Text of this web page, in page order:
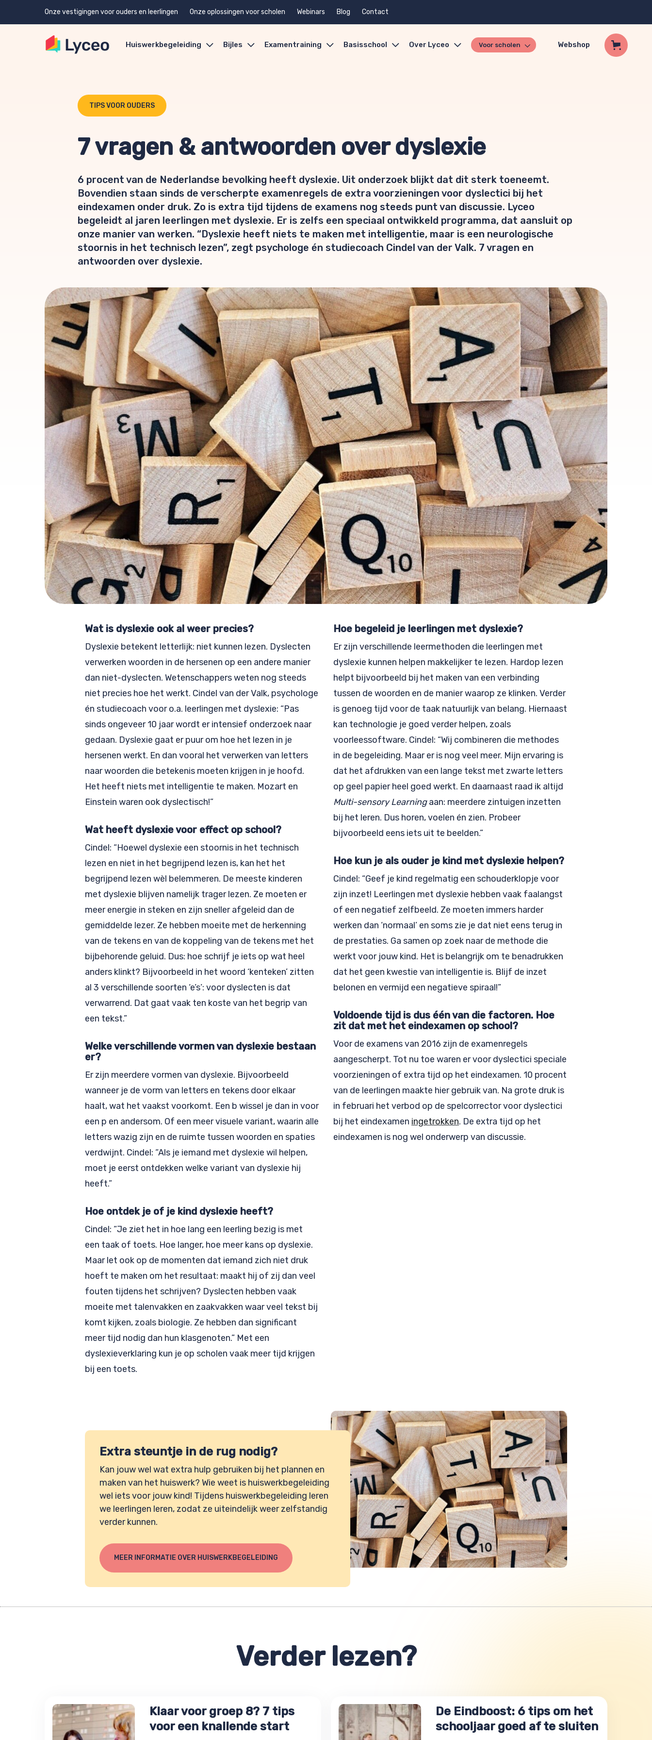
Onze vestigingen voor ouders en leerlingen Onze oplossingen voor scholen Webinars Blog Contact
Huiswerkbegeleiding Bijles Examentraining Basisschool Over Lyceo Voor scholen Webshop
TIPS VOOR OUDERS
7 vragen & antwoorden over dyslexie
6 procent van de Nederlandse bevolking heeft dyslexie. Uit onderzoek blijkt dat dit sterk toeneemt.
Bovendien staan sinds de verscherpte examenregels de extra voorzieningen voor dyslectici bij het
eindexamen onder druk. Zo is extra tijd tijdens de examens nog steeds punt van discussie. Lyceo
begeleidt al jaren leerlingen met dyslexie. Er is zelfs een speciaal ontwikkeld programma, dat aansluit op
onze manier van werken. “Dyslexie heeft niets te maken met intelligentie, maar is een neurologische
stoornis in het technisch lezen”, zegt psychologe én studiecoach Cindel van der Valk. 7 vragen en
antwoorden over dyslexie.
Wat is dyslexie ook al weer precies?
Dyslexie betekent letterlijk: niet kunnen lezen. Dyslecten
verwerken woorden in de hersenen op een andere manier
dan niet-dyslecten. Wetenschappers weten nog steeds
niet precies hoe het werkt. Cindel van der Valk, psychologe
én studiecoach voor o.a. leerlingen met dyslexie: “Pas
sinds ongeveer 10 jaar wordt er intensief onderzoek naar
gedaan. Dyslexie gaat er puur om hoe het lezen in je
hersenen werkt. En dan vooral het verwerken van letters
naar woorden die betekenis moeten krijgen in je hoofd.
Het heeft niets met intelligentie te maken. Mozart en
Einstein waren ook dyslectisch!”
Wat heeft dyslexie voor effect op school?
Cindel: “Hoewel dyslexie een stoornis in het technisch
lezen en niet in het begrijpend lezen is, kan het het
begrijpend lezen wèl belemmeren. De meeste kinderen
met dyslexie blijven namelijk trager lezen. Ze moeten er
meer energie in steken en zijn sneller afgeleid dan de
gemiddelde lezer. Ze hebben moeite met de herkenning
van de tekens en van de koppeling van de tekens met het
bijbehorende geluid. Dus: hoe schrijf je iets op wat heel
anders klinkt? Bijvoorbeeld in het woord ‘kenteken’ zitten
al 3 verschillende soorten ‘e’s’: voor dyslecten is dat
verwarrend. Dat gaat vaak ten koste van het begrip van
een tekst.”
Welke verschillende vormen van dyslexie bestaan
er?
Er zijn meerdere vormen van dyslexie. Bijvoorbeeld
wanneer je de vorm van letters en tekens door elkaar
haalt, wat het vaakst voorkomt. Een b wissel je dan in voor
een p en andersom. Of een meer visuele variant, waarin alle
letters wazig zijn en de ruimte tussen woorden en spaties
verdwijnt. Cindel: “Als je iemand met dyslexie wil helpen,
moet je eerst ontdekken welke variant van dyslexie hij
heeft.”
Hoe ontdek je of je kind dyslexie heeft?
Cindel: “Je ziet het in hoe lang een leerling bezig is met
een taak of toets. Hoe langer, hoe meer kans op dyslexie.
Maar let ook op de momenten dat iemand zich niet druk
hoeft te maken om het resultaat: maakt hij of zij dan veel
fouten tijdens het schrijven? Dyslecten hebben vaak
moeite met talenvakken en zaakvakken waar veel tekst bij
komt kijken, zoals biologie. Ze hebben dan significant
meer tijd nodig dan hun klasgenoten.” Met een
dyslexieverklaring kun je op scholen vaak meer tijd krijgen
bij een toets.
Hoe begeleid je leerlingen met dyslexie?
Er zijn verschillende leermethoden die leerlingen met
dyslexie kunnen helpen makkelijker te lezen. Hardop lezen
helpt bijvoorbeeld bij het maken van een verbinding
tussen de woorden en de manier waarop ze klinken. Verder
is genoeg tijd voor de taak natuurlijk van belang. Hiernaast
kan technologie je goed verder helpen, zoals
voorleessoftware. Cindel: “Wij combineren die methodes
in de begeleiding. Maar er is nog veel meer. Mijn ervaring is
dat het afdrukken van een lange tekst met zwarte letters
op geel papier heel goed werkt. En daarnaast raad ik altijd
Multi-sensory Learningaan: meerdere zintuigen inzetten
bij het leren. Dus horen, voelen én zien. Probeer
bijvoorbeeld eens iets uit te beelden.”
Hoe kun je als ouder je kind met dyslexie helpen?
Cindel: “Geef je kind regelmatig een schouderklopje voor
zijn inzet! Leerlingen met dyslexie hebben vaak faalangst
of een negatief zelfbeeld. Ze moeten immers harder
werken dan ‘normaal’ en soms zie je dat niet eens terug in
de prestaties. Ga samen op zoek naar de methode die
werkt voor jouw kind. Het is belangrijk om te benadrukken
dat het geen kwestie van intelligentie is. Blijf de inzet
belonen en vermijd een negatieve spiraal!”
Voldoende tijd is dus één van die factoren. Hoe
zit dat met het eindexamen op school?
Voor de examens van 2016 zijn de examenregels
aangescherpt. Tot nu toe waren er voor dyslectici speciale
voorzieningen of extra tijd op het eindexamen. 10 procent
van de leerlingen maakte hier gebruik van. Na grote druk is
in februari het verbod op de spelcorrector voor dyslectici
bij het eindexamen ingetrokken. De extra tijd op het
eindexamen is nog wel onderwerp van discussie.
Extra steuntje in de rug nodig?
Kan jouw wel wat extra hulp gebruiken bij het plannen en
maken van het huiswerk? Wie weet is huiswerkbegeleiding
wel iets voor jouw kind! Tijdens huiswerkbegeleiding leren
we leerlingen leren, zodat ze uiteindelijk weer zelfstandig
verder kunnen.
MEER INFORMATIE OVER HUISWERKBEGELEIDING
Verder lezen?
Klaar voor groep 8? 7 tips
voor een knallende start
De Eindboost: 6 tips om het
schooljaar goed af te sluiten